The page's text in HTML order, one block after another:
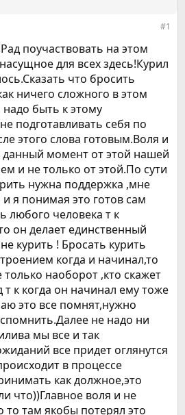
#1
поучаствовать на этом
для всех здесь!Курил
что бросить
ничего сложного в этом
быть к этому
подготавливать себя по
этого слова готовым.Воля и
момент от этой нашей
и не только от этой.По сути
нужна поддержка ,мне
я понимая это готов сам
любого человека т к
он делает единственный
курить ! Бросать курить
когда и начинал,то
наоборот ,кто скажет
т к когда он начинал ему тоже
это все помнят,нужно
не надо ни
мы все и так
все придет оглянутся
в процессе
как должное,это
что))Главное воля и не
там якобы потерял это